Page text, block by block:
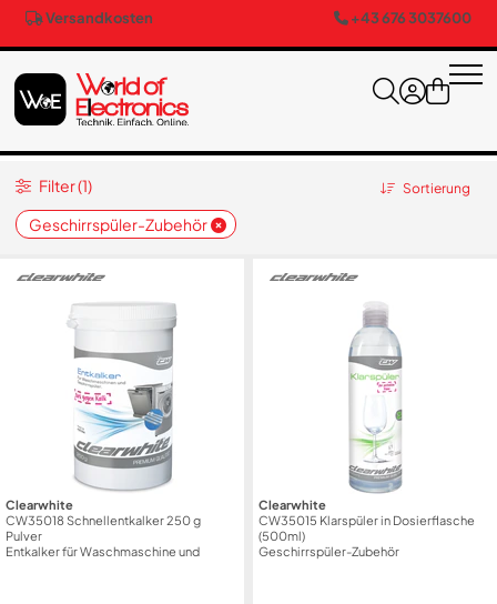
Versandkosten +43 676 3037600
Sortierung
Geschirrspüler-Zubehör
Filter (1)
Clearwhite
CW35018 Schnellentkalker 250 g
Pulver
Entkalker für Waschmaschine und
Clearwhite
CW35015 Klarspüler in Dosierflasche
(500ml)
Geschirrspüler-Zubehör